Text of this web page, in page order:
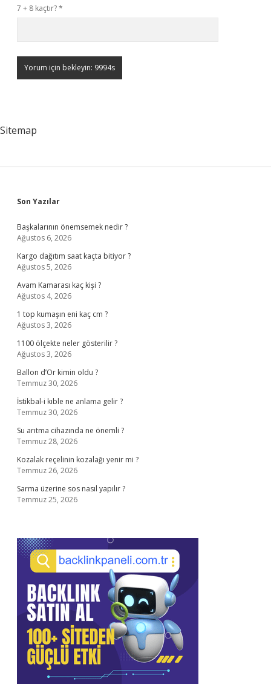
7 + 8 kaçtır?*
Sitemap
Sidebar
Son Yazılar
Başkalarının önemsemek nedir ?
Ağustos 6, 2026
Kargo dağıtım saat kaçta bitiyor ?
Ağustos 5, 2026
Avam Kamarası kaç kişi ?
Ağustos 4, 2026
1 top kumaşın eni kaç cm ?
Ağustos 3, 2026
1100 ölçekte neler gösterilir ?
Ağustos 3, 2026
Ballon d’Or kimin oldu ?
Temmuz 30, 2026
İstikbal-i kıble ne anlama gelir ?
Temmuz 30, 2026
Su arıtma cihazında ne önemli ?
Temmuz 28, 2026
Kozalak reçelinin kozalağı yenir mi ?
Temmuz 26, 2026
Sarma üzerine sos nasıl yapılır ?
Temmuz 25, 2026